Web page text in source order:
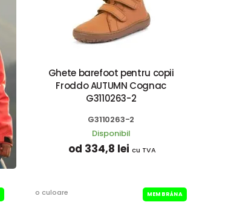
Ghete barefoot pentru copii
Froddo AUTUMN Cognac
G3110263-2
G3110263-2
Disponibil
od 334,8 lei cu TVA
o culoare MEMBRÁNA